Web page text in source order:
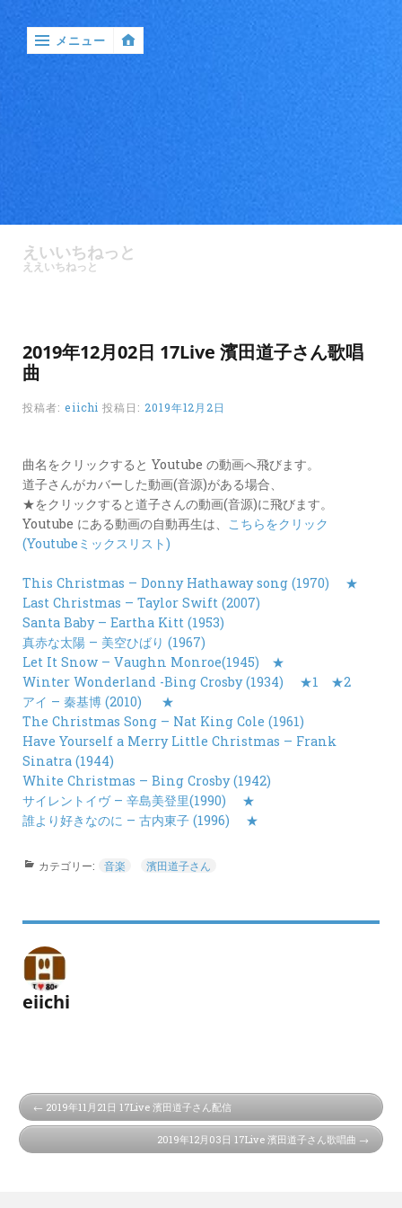
ケ
ー
ン
ド
カ
ド
LINK
メニュー
えいいちねっと
ええいちねっと
2019年12月02日 17Live 濱田道子さん歌唱
曲
投稿者: eiichi 投稿日: 2019年12月2日
曲名をクリックすると Youtube の動画へ飛びます。
道子さんがカバーした動画(音源)がある場合、
★をクリックすると道子さんの動画(音源)に飛びます。
Youtube にある動画の自動再生は、 こちらをクリック
(Youtubeミックスリスト)
This Christmas – Donny Hathaway song (1970)
★
Last Christmas – Taylor Swift (2007)
Santa Baby – Eartha Kitt (1953)
真赤な太陽 – 美空ひばり (1967)
Let It Snow – Vaughn Monroe(1945)
★
Winter Wonderland -Bing Crosby (1934)
★1
★2
アイ – 秦基博 (2010)
★
The Christmas Song – Nat King Cole (1961)
Have Yourself a Merry Little Christmas – Frank
Sinatra (1944)
White Christmas – Bing Crosby (1942)
サイレントイヴ – 辛島美登里(1990)
★
誰より好きなのに – 古内東子 (1996)
★
カテゴリー: 音楽 濱田道子さん
eiichi
2019年11月21日 17Live 濱田道子さん配信
2019年12月03日 17Live 濱田道子さん歌唱曲